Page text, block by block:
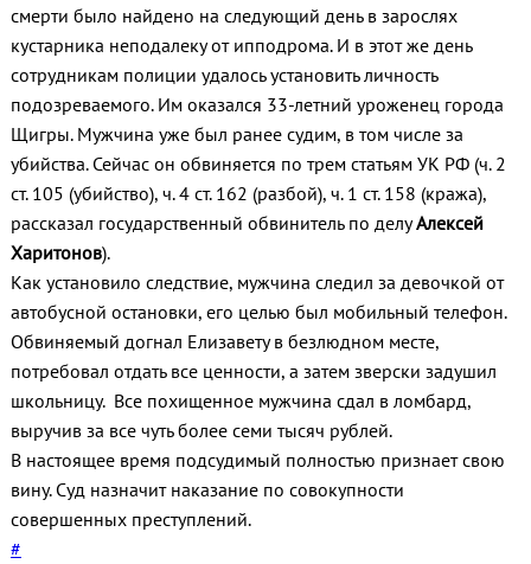
смерти было найдено на следующий день в зарослях
кустарника неподалеку от ипподрома. И в этот же день
сотрудникам полиции удалось установить личность
подозреваемого. Им оказался 33-летний уроженец города
Щигры. Мужчина уже был ранее судим, в том числе за
убийства. Сейчас он обвиняется по трем статьям УК РФ (ч. 2
ст. 105 (убийство), ч. 4 ст. 162 (разбой), ч. 1 ст. 158 (кража),
рассказал государственный обвинитель по делуАлексей
Харитонов).
Как установило следствие, мужчина следил за девочкой от
автобусной остановки, его целью был мобильный телефон.
Обвиняемый догнал Елизавету в безлюдном месте,
потребовал отдать все ценности, а затем зверски задушил
школьницу. Все похищенное мужчина сдал в ломбард,
выручив за все чуть более семи тысяч рублей.
В настоящее время подсудимый полностью признает свою
вину. Суд назначит наказание по совокупности
совершенных преступлений.
#